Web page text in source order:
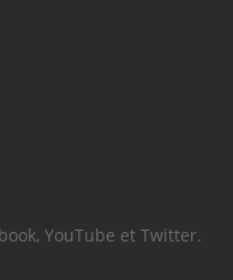
YouTube et Twitter.